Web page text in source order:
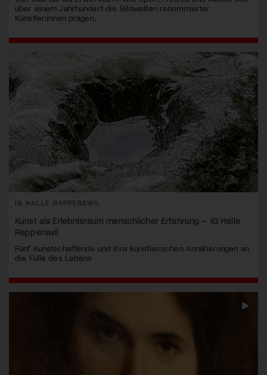
über einem Jahrhundert die Bildwelten renommierter
Künstler:innen prägen.
IG HALLE RAPPERSWIL
Kunst als Erlebnisraum menschlicher Erfahrung – IG Halle
Rapperswil
Fünf Kunstschaffende und ihre künstlerischen Annäherungen an
die Fülle des Lebens